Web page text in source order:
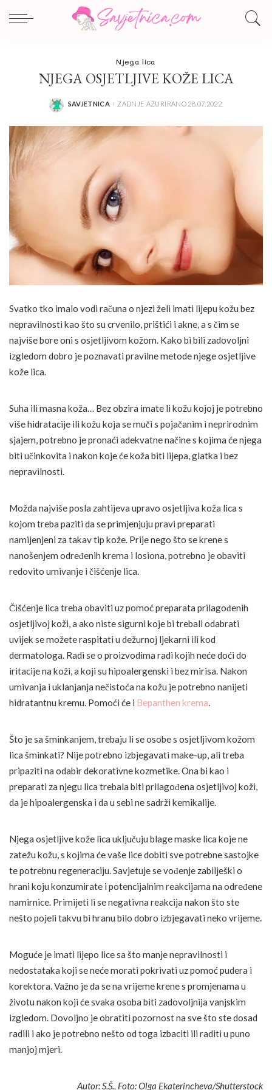
Njega lica
NJEGA OSJETLJIVE KOŽE LICA
POSTED
SAVJETNICA ZADNJE AŽURIRANO 28.07.2022.
Svatko tko imalo vodi računa o njezi želi imati lijepu kožu bez
nepravilnosti kao što su crvenilo, prištići i akne, a s čim se
najviše bore oni s osjetljivom kožom. Kako bi bili zadovoljni
izgledom dobro je poznavati pravilne metode njege osjetljive
kože lica.
Suha ili masna koža… Bez obzira imate li kožu kojoj je potrebno
više hidratacije ili kožu koja se muči s pojačanim i neprirodnim
sjajem, potrebno je pronaći adekvatne načine s kojima će njega
biti učinkovita i nakon koje će koža biti lijepa, glatka i bez
nepravilnosti.
Možda najviše posla zahtijeva upravo osjetljiva koža lica s
kojom treba paziti da se primjenjuju pravi preparati
namijenjeni za takav tip kože. Prije nego što se krene s
nanošenjem određenih krema i losiona, potrebno je obaviti
redovito umivanje i čišćenje lica.
Čišćenje lica treba obaviti uz pomoć preparata prilagođenih
osjetljivoj koži, a ako niste sigurni koje bi trebali odabrati
uvijek se možete raspitati u dežurnoj ljekarni ili kod
dermatologa. Radi se o proizvodima radi kojih neće doći do
iritacije na koži, a koji su hipoalergenski i bez mirisa. Nakon
umivanja i uklanjanja nečistoća na kožu je potrebno nanijeti
hidratantnu kremu. Pomoći će i Bepanthen krema.
Što je sa šminkanjem, trebaju li se osobe s osjetljivom kožom
lica šminkati? Nije potrebno izbjegavati make-up, ali treba
pripaziti na odabir dekorativne kozmetike. Ona bi kao i
preparati za njegu lica trebala biti prilagođena osjetljivoj koži,
da je hipoalergenska i da u sebi ne sadrži kemikalije.
Njega osjetljive kože lica uključuju blage maske lica koje ne
zatežu kožu, s kojima će vaše lice dobiti sve potrebne sastojke
te potrebnu regeneraciju. Savjetuje se vođenje zabilješki o
hrani koju konzumirate i potencijalnim reakcijama na određene
namirnice. Primijeti li se negativna reakcija nakon što ste
nešto pojeli takvu bi hranu bilo dobro izbjegavati neko vrijeme.
Moguće je imati lijepo lice sa što manje nepravilnosti i
nedostataka koji se neće morati pokrivati uz pomoć pudera i
korektora. Važno je da se na vrijeme krene s promjenama u
životu nakon koji će svaka osoba biti zadovoljnija vanjskim
izgledom. Dovoljno je obratiti pozornost na sve što ste dosad
radili i ako je potrebno nešto od toga izbaciti ili raditi u puno
manjoj mjeri.
Autor: S.Š., Foto: Olga Ekaterincheva/Shutterstock